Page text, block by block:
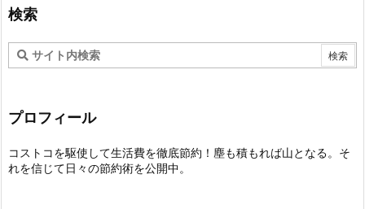
検索
プロフィール
コストコを駆使して生活費を徹底節約！塵も積もれば山となる。そ
れを信じて日々の節約術を公開中。